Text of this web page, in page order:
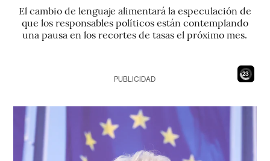
El cambio de lenguaje alimentará la especulación de
que los responsables políticos están contemplando
una pausa en los recortes de tasas el próximo mes.
21
PUBLICIDAD